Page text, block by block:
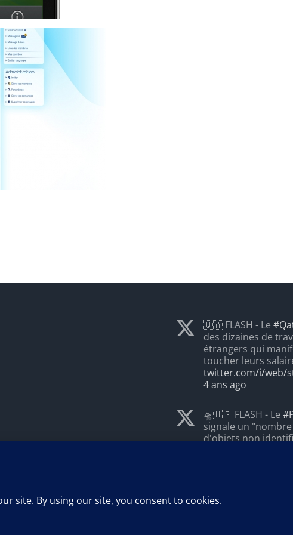
🇶🇦 FLASH - Le
des dizaines de
étrangers qui
toucher leurs
twitter.com/i/web/
4 ans ago
🛸🇺🇸 FLASH - Le
signale un
d'objets non
4 ans ago